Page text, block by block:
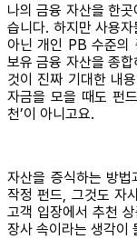
나의 금융 자산을 한
습니다. 하지만 사용
아닌 개인 PB 수준의
보유 금융 자산을 종
것이 진짜 기대한 내
자금을 모을 때도 펀
천’이 아니고요.
자산을 증식하는 방
작정 펀드, 그것도 자
고객 입장에서 추천
장사 속이라는 생각이